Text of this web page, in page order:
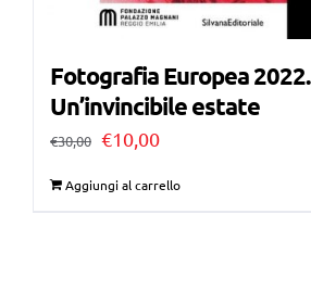
Fotografia Europea 2022.
Un’invincibile estate
€30,00 Il
€10,00Il
Aggiungi al carrello